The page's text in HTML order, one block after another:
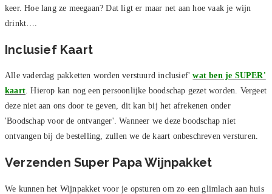
keer. Hoe lang ze meegaan? Dat ligt er maar net aan hoe vaak je wijn
drinkt….
Inclusief Kaart
Alle vaderdag pakketten worden verstuurd inclusief'wat ben je SUPER'
kaart. Hierop kan nog een persoonlijke boodschap gezet worden. Vergeet
deze niet aan ons door te geven, dit kan bij het afrekenen onder
'Boodschap voor de ontvanger'. Wanneer we deze boodschap niet
ontvangen bij de bestelling, zullen we de kaart onbeschreven versturen.
Verzenden Super Papa Wijnpakket
We kunnen het Wijnpakket voor je opsturen om zo een glimlach aan huis